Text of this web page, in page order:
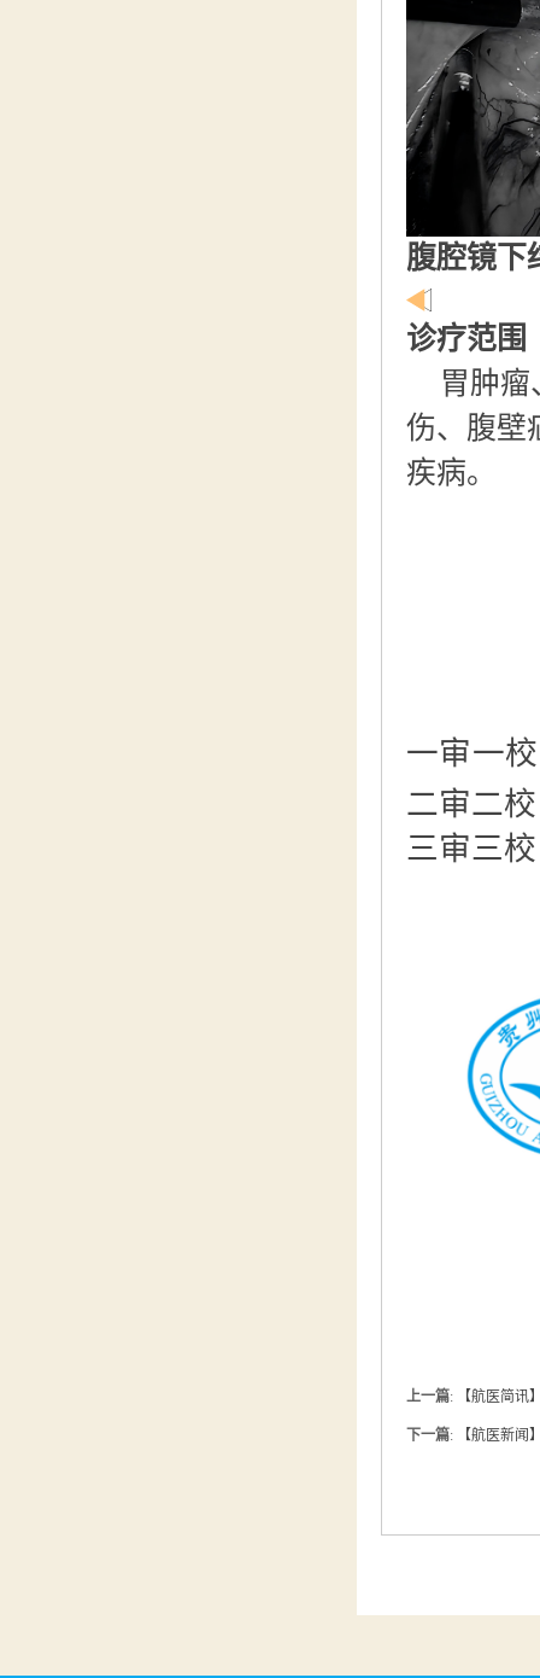
腹腔镜下
诊疗范围
胃肿
伤、腹壁
疾病。
一审一
二审二
三审三
上一篇: 【航医简
下一篇: 【航医新